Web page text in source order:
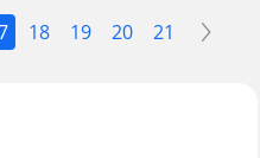
18 19 20 21